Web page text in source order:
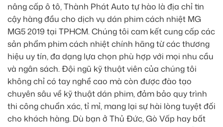
nâng cấp ô tô, Thành Phát Auto tự hào là địa chỉ tin
cậy hàng đầu cho dịch vụ dán phim cách nhiệt MG
MG5 2019 tại TPHCM. Chúng tôi cam kết cung cấp các
sản phẩm phim cách nhiệt chính hãng từ các thương
hiệu uy tín, đa dạng lựa chọn phù hợp với mọi nhu cầu
và ngân sách. Đội ngũ kỹ thuật viên của chúng tôi
không chỉ có tay nghề cao mà còn được đào tạo
chuyên sâu về kỹ thuật dán phim, đảm bảo quy trình
thi công chuẩn xác, tỉ mỉ, mang lại sự hài lòng tuyệt đối
cho khách hàng. Dù bạn ở Thủ Đức, Gò Vấp hay bất